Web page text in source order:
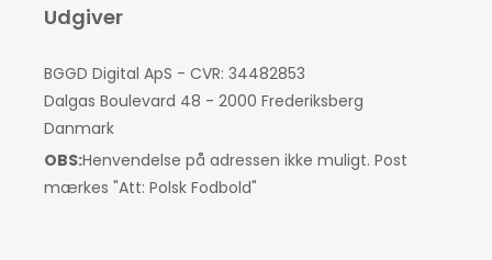
Udgiver
BGGD Digital ApS - CVR: 34482853
Dalgas Boulevard 48 - 2000 Frederiksberg
Danmark
OBS:Henvendelse på adressen ikke muligt. Post
mærkes "Att: Polsk Fodbold"